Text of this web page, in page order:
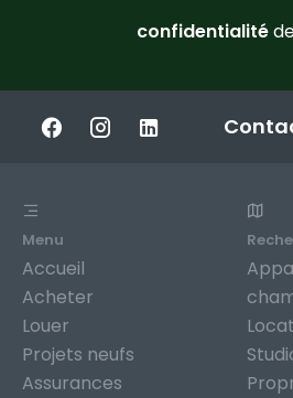
confidentialité
Menu
Accueil
Acheter
Louer
Projets neufs
Assurances